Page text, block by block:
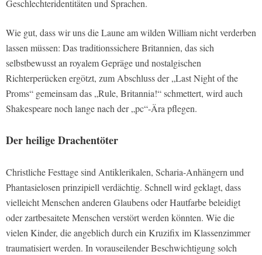
Geschlechteridentitäten und Sprachen.
Wie gut, dass wir uns die Laune am wilden William nicht verderben
lassen müssen: Das traditionssichere Britannien, das sich
selbstbewusst an royalem Gepräge und nostalgischen
Richterperücken ergötzt, zum Abschluss der „Last Night of the
Proms“ gemeinsam das „Rule, Britannia!“ schmettert, wird auch
Shakespeare noch lange nach der „pc“-Ära pflegen.
Der heilige Drachentöter
Christliche Festtage sind Antiklerikalen, Scharia-Anhängern und
Phantasielosen prinzipiell verdächtig. Schnell wird geklagt, dass
vielleicht Menschen anderen Glaubens oder Hautfarbe beleidigt
oder zartbesaitete Menschen verstört werden könnten. Wie die
vielen Kinder, die angeblich durch ein Kruzifix im Klassenzimmer
traumatisiert werden. In vorauseilender Beschwichtigung solch